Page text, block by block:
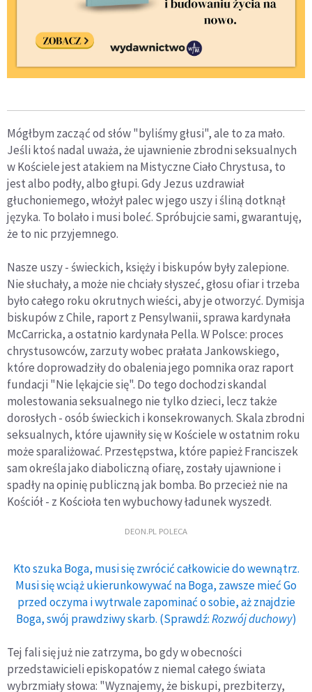
Mógłbym zacząć od słów "byliśmy głusi", ale to za mało.
Jeśli ktoś nadal uważa, że ujawnienie zbrodni seksualnych
w Kościele jest atakiem na Mistyczne Ciało Chrystusa, to
jest albo podły, albo głupi. Gdy Jezus uzdrawiał
głuchoniemego, włożył palec w jego uszy i śliną dotknął
języka. To bolało i musi boleć. Spróbujcie sami, gwarantuję,
że to nic przyjemnego.
Nasze uszy - świeckich, księży i biskupów były zalepione.
Nie słuchały, a może nie chciały słyszeć, głosu ofiar i trzeba
było całego roku okrutnych wieści, aby je otworzyć. Dymisja
biskupów z Chile, raport z Pensylwanii, sprawa kardynała
McCarricka, a ostatnio kardynała Pella. W Polsce: proces
chrystusowców, zarzuty wobec prałata Jankowskiego,
które doprowadziły do obalenia jego pomnika oraz raport
fundacji "Nie lękajcie się". Do tego dochodzi skandal
molestowania seksualnego nie tylko dzieci, lecz także
dorosłych - osób świeckich i konsekrowanych. Skala zbrodni
seksualnych, które ujawniły się w Kościele w ostatnim roku
może sparaliżować. Przestępstwa, które papież Franciszek
sam określa jako diaboliczną ofiarę, zostały ujawnione i
spadły na opinię publiczną jak bomba. Bo przecież nie na
Kościół - z Kościoła ten wybuchowy ładunek wyszedł.
DEON.PL POLECA
Kto szuka Boga, musi się zwrócić całkowicie do wewnątrz.
Musi się wciąż ukierunkowywać na Boga, zawsze mieć Go
przed oczyma i wytrwale zapominać o sobie, aż znajdzie
Boga, swój prawdziwy skarb. (Sprawdź:Rozwój duchowy)
Tej fali się już nie zatrzyma, bo gdy w obecności
przedstawicieli episkopatów z niemal całego świata
wybrzmiały słowa: "Wyznajemy, że biskupi, prezbiterzy,